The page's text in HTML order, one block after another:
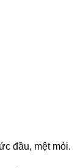
đầu, mệt mỏi.